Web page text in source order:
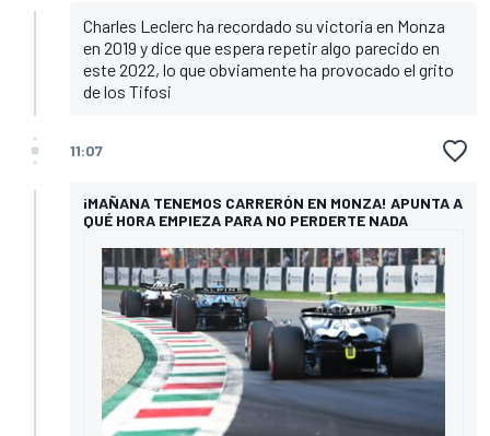
Charles Leclerc ha recordado su victoria en Monza
en 2019 y dice que espera repetir algo parecido en
este 2022, lo que obviamente ha provocado el grito
de los Tifosi
11:07
¡MAÑANA TENEMOS CARRERÓN EN MONZA! APUNTA A
QUÉ HORA EMPIEZA PARA NO PERDERTE NADA